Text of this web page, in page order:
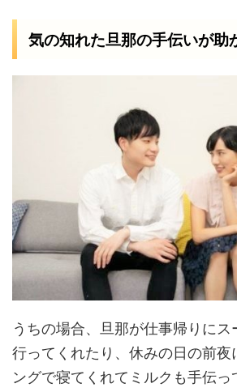
気の知れた旦那の手伝いが助
うちの場合、旦那が仕事帰りにス
行ってくれたり、休みの日の前夜
ングで寝てくれてミルクも手伝っ